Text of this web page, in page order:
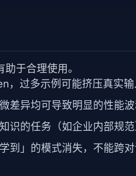
于合理使用。
，过多示例可能挤压真实
差异均可导致明显的性能
识的任务（如企业内部规
到」的模式消失，不能跨